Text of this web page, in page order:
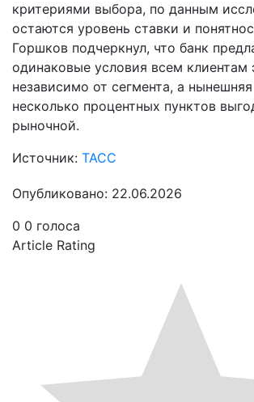
критериями выбора, по данным
остаются уровень ставки и
Горшков подчеркнул, что банк
одинаковые условия всем клиентам
независимо от сегмента, а
несколько процентных пунктов
рыночной.
Источник: ТАСС
Опубликовано: 22.06.2026
0 0 голоса
Article Rating